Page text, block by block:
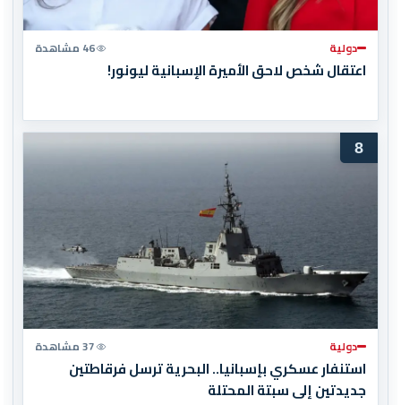
دولية 46 مشاهدة
اعتقال شخص لاحق الأميرة الإسبانية ليونور!
8
دولية 37 مشاهدة
استنفار عسكري بإسبانيا.. البحرية ترسل فرقاطتين
جديدتين إلى سبتة المحتلة